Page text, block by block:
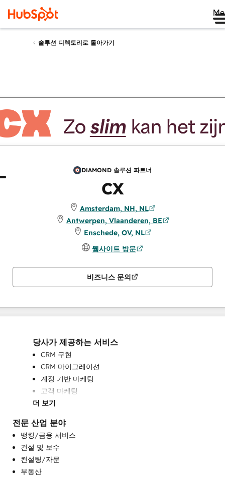
솔루션 디렉토리로 돌아가기
DIAMOND 솔루션 파트너
CX
Amsterdam, NH, NL
Antwerpen, Vlaanderen, BE
Enschede, OV, NL
웹사이트 방문
비즈니스 문의
당사가 제공하는 서비스
CRM 구현
CRM 마이그레이션
계정 기반 마케팅
고객 마케팅
고객 설문 조사 및 분석
고객 지원 교육
기술 자료 개발
대화형 마케팅
맞춤형 API 통합
더 보기
전문 산업 분야
뱅킹/금융 서비스
건설 및 보수
컨설팅/자문
부동산